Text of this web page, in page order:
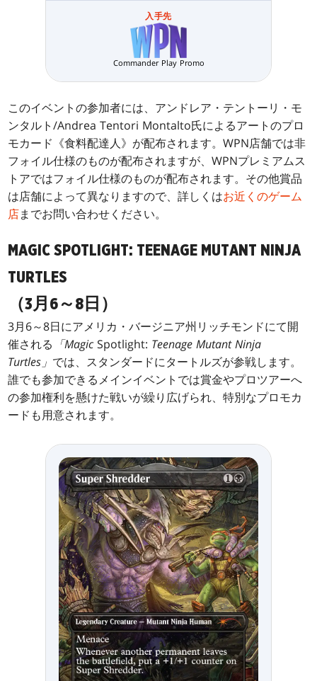
入手先
Commander Play Promo
このイベントの参加者には、アンドレア・テントーリ・モ
ンタルト/Andrea Tentori Montalto氏によるアートのプロ
モカード《食料配達人》が配布されます。WPN店舗では非
フォイル仕様のものが配布されますが、WPNプレミアムス
トアではフォイル仕様のものが配布されます。その他賞品
は店舗によって異なりますので、詳しくはお近くのゲーム
店までお問い合わせください。
MAGIC SPOTLIGHT: TEENAGE MUTANT NINJA
TURTLES
（3月6～8日）
3月6～8日にアメリカ・バージニア州リッチモンドにて開
催される 「Magic Spotlight: Teenage Mutant Ninja
Turtles」 では、スタンダードにタートルズが参戦します。
誰でも参加できるメインイベントでは賞金やプロツアーへ
の参加権利を懸けた戦いが繰り広げられ、特別なプロモカ
ードも用意されます。